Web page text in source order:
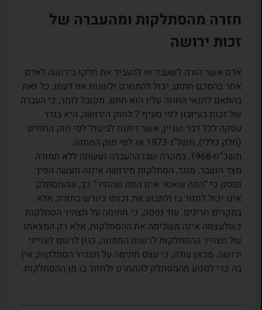
חזרה מהסתלקות ומהעברה של
זכות ירושה
אדם אשר הורה לשעבד או להעביר את חלקו בירושה לאדם
אחר בהסכם חתום, יכול להתחרט ולשנות את דעתו, כל זאת
בהתאם לתנאי החוזה עליו הוא חתם. מקובל לומר, כי העברה
של זכות בעיזבון לפי סעיף 7 לחוק הירושה, היא בגדר
עסקה לכל דבר ועניין, אשר ניתנת לביטול לפי חוק החוזים
(חלק כללי), תשל”ג-1973 או לפי חוק המתנה,
תשכ”ח-1968, במקרה שבו ההעברה נעשתה ללא תמורה
מצד הנעבר. מנגד, הסתלקות מירושה איננה מעשה הפיך.
נפסק כי “הפה שאסר אינו הפה שהתיר” כך, שהמסתלק
אינו יכול לחזור בו ולתבוע את זכותו כיורש בחזרה, אלא
במקרים חריגים. עוד נפסק, כי חתימה על תצהיר הסתלקות
כשלעצמה אינה משלימה את ההסתלקות, אלא רק המצאתו
של תצהיר ההסתלקות לרשות הממונה, כגון לרשם לענייני
ירושה. מכאן עולה, כי עצם חתימה על תצהיר הסתלקות, אין
בה כדי למנוע מהמסתלק להתחרט ולחזור בו מן ההסתלקות.